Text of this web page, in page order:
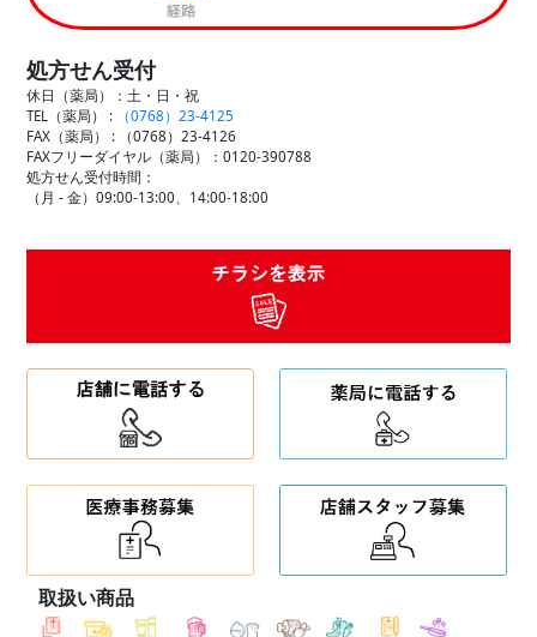
処方せん受付
休日（薬局）：土・日・祝
TEL（薬局） :
（0768）23-4125
FAX（薬局） :
（0768）23-4126
FAXフリーダイヤル（薬局）：0120-390788
処方せん受付時間：
（月 - 金）09:00-13:00、14:00-18:00
取扱い商品